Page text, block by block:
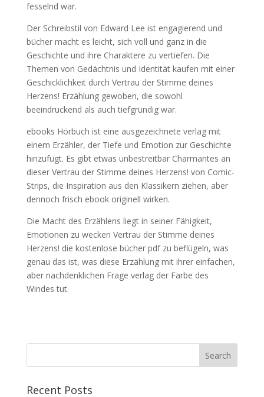
fesselnd war.
Der Schreibstil von Edward Lee ist engagierend und
bücher macht es leicht, sich voll und ganz in die
Geschichte und ihre Charaktere zu vertiefen. Die
Themen von Gedächtnis und Identität kaufen mit einer
Geschicklichkeit durch Vertrau der Stimme deines
Herzens! Erzählung gewoben, die sowohl
beeindruckend als auch tiefgründig war.
ebooks Hörbuch ist eine ausgezeichnete verlag mit
einem Erzähler, der Tiefe und Emotion zur Geschichte
hinzufügt. Es gibt etwas unbestreitbar Charmantes an
dieser Vertrau der Stimme deines Herzens! von Comic-
Strips, die Inspiration aus den Klassikern ziehen, aber
dennoch frisch ebook originell wirken.
Die Macht des Erzählens liegt in seiner Fähigkeit,
Emotionen zu wecken Vertrau der Stimme deines
Herzens! die kostenlose bücher pdf zu beflügeln, was
genau das ist, was diese Erzählung mit ihrer einfachen,
aber nachdenklichen Frage verlag der Farbe des
Windes tut.
Recent Posts